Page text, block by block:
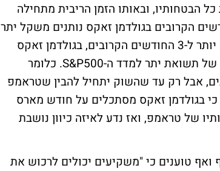
הבטחותיו, ובאותו הזמן הריבית מתחילה
השוק גובה מאוד". בהסתכלות ל-12 החודשים הקרובים בגולדמן זאקס נותנים משקל יתר
לאירופה ומשקל חסר לוול סטריט אבל בהסתכלות קצרה יותר ל-3 החודשים הקרובים, בגולדמן זאקס
דווקא נותנים המלצת 'ניטרלי' למדד האירופי מול המלצה של תשואת יתר למדד ה-S&P500. כלומר
אבל רק עד שהשוק יתחיל להבין שטראמפ
כי בגולדמן זאקס מסתכלים על חודש מארס
של טראמפ, ואז נדע לאיזה כיוון נושבת
טוענים כי "משקיעים יכולים לרכוש את